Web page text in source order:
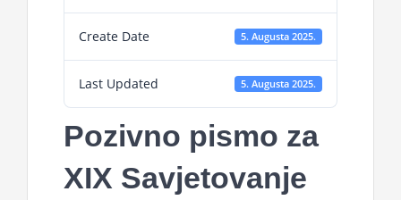
Create Date 5. Augusta 2025.
Last Updated 5. Augusta 2025.
Pozivno pismo za
XIX Savjetovanje